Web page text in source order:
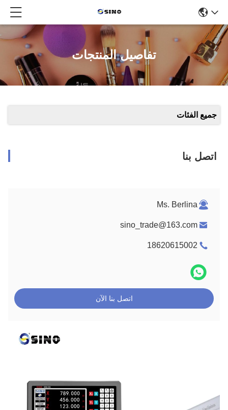
تفاصيل المنتجات
جميع الفئات
اتصل بنا
Ms. Berlina
sino_trade@163.com
18620615002
اتصل بنا الآن